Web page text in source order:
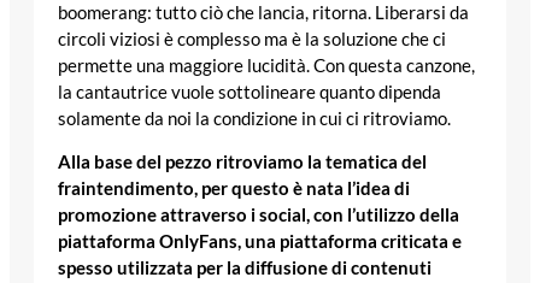
boomerang: tutto ciò che lancia, ritorna. Liberarsi da
circoli viziosi è complesso ma è la soluzione che ci
permette una maggiore lucidità. Con questa canzone,
la cantautrice vuole sottolineare quanto dipenda
solamente da noi la condizione in cui ci ritroviamo.
Alla base del pezzo ritroviamo la tematica del
fraintendimento, per questo è nata l’idea di
promozione attraverso i social, con l’utilizzo della
piattaforma OnlyFans, una piattaforma criticata e
spesso utilizzata per la diffusione di contenuti